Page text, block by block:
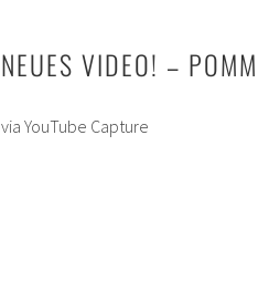
NEUES VIDEO! –
via YouTube Capture